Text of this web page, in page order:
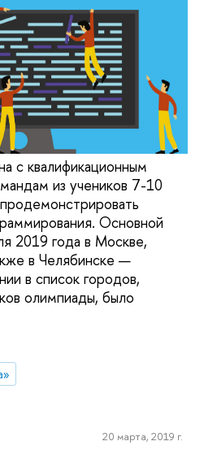
с квалификационным
из учеников 7-10
Основной
2019 года в Москве,
в Челябинске —
в список городов,
олимпиады, было
20 марта, 2019 г.